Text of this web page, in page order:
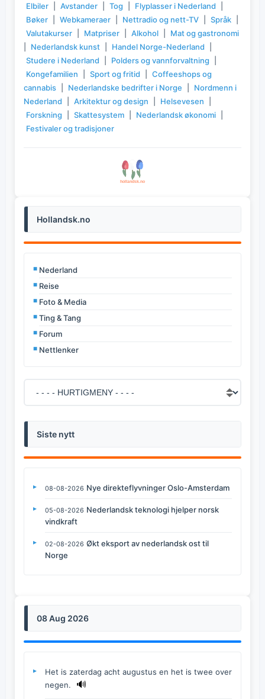
Hollandsk.no
Nederland
Reise
Foto & Media
Ting & Tang
Forum
Nettlenker
Siste nytt
08-08-2026 Nye direkteflyvninger Oslo-Amsterdam
05-08-2026 Nederlandsk teknologi hjelper norsk
vindkraft
02-08-2026 Økt eksport av nederlandsk ost til
Norge
Elbiler
Avstander Tog Flyplasser i Nederland
Bøker
Webkameraer Nettradio og nett-TV Språk
Valutakurser
Matpriser Alkohol
Mat og gastronomi
Nederlandsk kunst Handel Norge-Nederland
Studere i Nederland
Polders og vannforvaltning
Kongefamilien
Sport og fritid
Coffeeshops og
cannabis
Nederlandske bedrifter i Norge
Nordmenn i
Nederland
Arkitektur og design Helsevesen
Forskning
Skattesystem Nederlandsk økonomi
Festivaler og tradisjoner
08 Aug 2026
Het is zaterdag acht augustus en het is twee over
negen.
🔊